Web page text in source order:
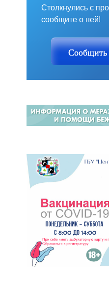
Столкнулись с
сообщите о ней!
Сообщить